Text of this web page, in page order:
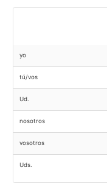
yo
tú/vos
Ud.
nosotros
vosotros
Uds.